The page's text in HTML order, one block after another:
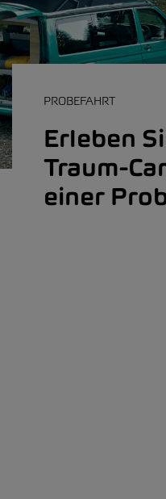
PROBEFAHRT
Erleben
Traum-
einer